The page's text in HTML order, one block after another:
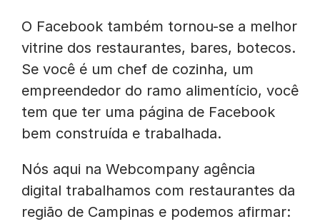
O Facebook também tornou-se a melhor
vitrine dos restaurantes, bares, botecos.
Se você é um chef de cozinha, um
empreendedor do ramo alimentício, você
tem que ter uma página de Facebook
bem construída e trabalhada.
Nós aqui na Webcompany agência
digital trabalhamos com restaurantes da
região de Campinas e podemos afirmar: